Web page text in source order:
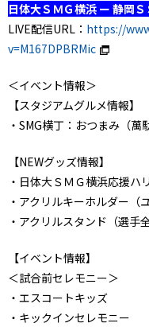
日体大ＳＭＧ横浜 ー 静岡
LIVE配信URL： https://
v=M167DPBRMic
＜イベント情報＞
【スタジアムグルメ情報】
・SMG横丁：おつまみ（萬
【NEWグッズ情報】
・日体大ＳＭＧ横浜応援ハ
・アクリルキーホルダー（
・アクリルスタンド（選手全
【イベント情報】
＜試合前セレモニー＞
・エスコートキッズ
・キックインセレモニー